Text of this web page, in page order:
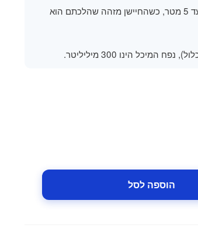
חיישן הנפח עובד בטווח של עד 5 מטר, כשהחיישן מזהה שהלכתם הוא
הוספה לסל